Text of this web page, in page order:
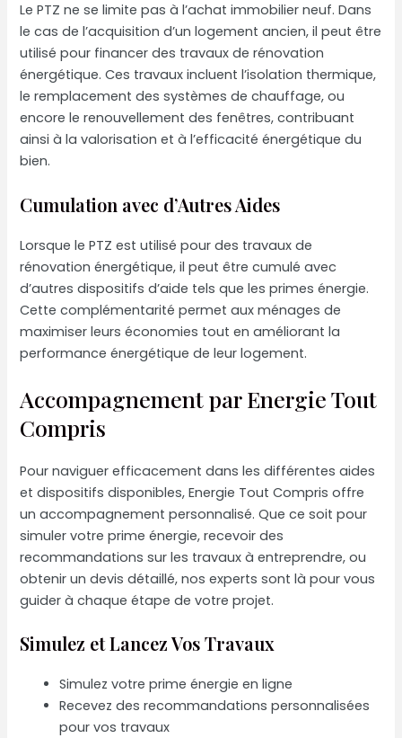
Le PTZ ne se limite pas à l’achat immobilier neuf. Dans
le cas de l’acquisition d’un logement ancien, il peut être
utilisé pour financer des travaux de rénovation
énergétique. Ces travaux incluent l’isolation thermique,
le remplacement des systèmes de chauffage, ou
encore le renouvellement des fenêtres, contribuant
ainsi à la valorisation et à l’efficacité énergétique du
bien.
Cumulation avec d’Autres Aides
Lorsque le PTZ est utilisé pour des travaux de
rénovation énergétique, il peut être cumulé avec
d’autres dispositifs d’aide tels que les primes énergie.
Cette complémentarité permet aux ménages de
maximiser leurs économies tout en améliorant la
performance énergétique de leur logement.
Accompagnement par Energie Tout
Compris
Pour naviguer efficacement dans les différentes aides
et dispositifs disponibles, Energie Tout Compris offre
un accompagnement personnalisé. Que ce soit pour
simuler votre prime énergie, recevoir des
recommandations sur les travaux à entreprendre, ou
obtenir un devis détaillé, nos experts sont là pour vous
guider à chaque étape de votre projet.
Simulez et Lancez Vos Travaux
Simulez votre prime énergie en ligne
Recevez des recommandations personnalisées
pour vos travaux